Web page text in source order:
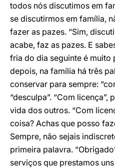
todos nós discutimos em
se discutirmos em família,
fazer as pazes. “Sim,
acabe, faz as pazes. E
fria do dia seguinte é muito
depois, na família há três
conservar para sempre:
“desculpa”. “Com
vida dos outros. “Com
coisa? Achas que posso
Sempre, não sejais
primeira palavra.
serviços que prestamos